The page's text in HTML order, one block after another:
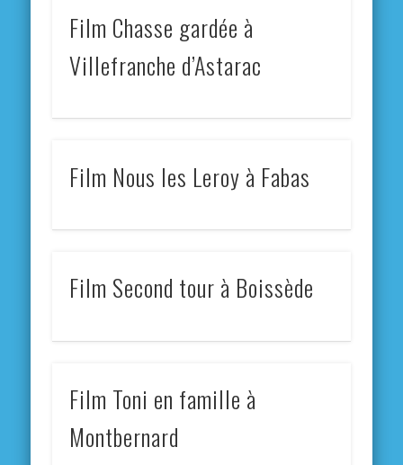
Film Chasse gardée à
Villefranche d’Astarac
Film Nous les Leroy à Fabas
Film Second tour à Boissède
Film Toni en famille à
Montbernard